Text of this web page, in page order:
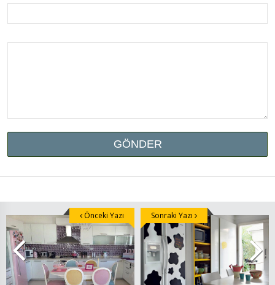
Önceki Yazı Sonraki Yazı